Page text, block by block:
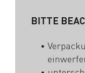
BITTE